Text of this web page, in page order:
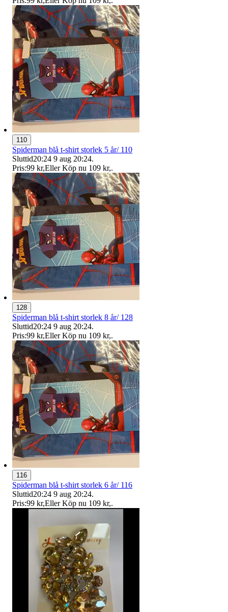
110
Spiderman blå t-shirt storlek 5 år/ 110
Sluttid20:24 9 aug 20:24.
Pris:99 kr,Eller Köp nu 109 kr,.
128
Spiderman blå t-shirt storlek 8 år/ 128
Sluttid20:24 9 aug 20:24.
Pris:99 kr,Eller Köp nu 109 kr,.
116
Spiderman blå t-shirt storlek 6 år/ 116
Sluttid20:24 9 aug 20:24.
Pris:99 kr,Eller Köp nu 109 kr,.